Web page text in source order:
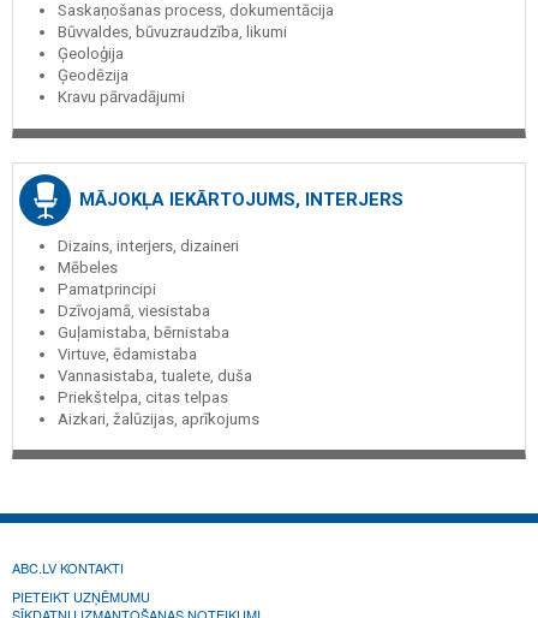
Saskaņošanas process, dokumentācija
Būvvaldes, būvuzraudzība, likumi
Ģeoloģija
Ģeodēzija
Kravu pārvadājumi
MĀJOKĻA IEKĀRTOJUMS, INTERJERS
Dizains, interjers, dizaineri
Mēbeles
Pamatprincipi
Dzīvojamā, viesistaba
Guļamistaba, bērnistaba
Virtuve, ēdamistaba
Vannasistaba, tualete, duša
Priekštelpa, citas telpas
Aizkari, žalūzijas, aprīkojums
ABC.LV KONTAKTI
PIETEIKT UZŅĒMUMU
SĪKDATŅU IZMANTOŠANAS NOTEIKUMI